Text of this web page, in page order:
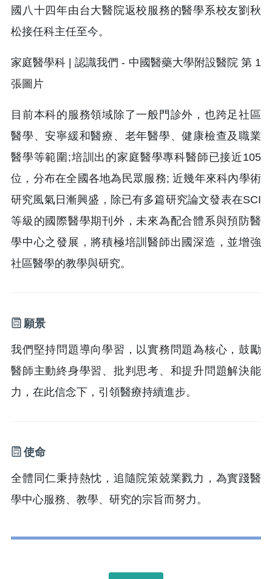
國八十四年由台大醫院返校服務的醫學系校友劉秋
松接任科主任至今。
目前本科的服務領域除了一般門診外，也跨足社區
醫學、安寧緩和醫療、老年醫學、健康檢查及職業
醫學等範圍;培訓出的家庭醫學專科醫師已接近105
位，分布在全國各地為民眾服務; 近幾年來科內學術
研究風氣日漸興盛，除已有多篇研究論文發表在SCI
等級的國際醫學期刊外，未來為配合體系與預防醫
學中心之發展，將積極培訓醫師出國深造，並增強
社區醫學的教學與研究。
願景
我們堅持問題導向學習，以實務問題為核心，鼓勵
醫師主動終身學習、批判思考、和提升問題解決能
力，在此信念下，引領醫療持續進步。
使命
全體同仁秉持熱忱，追隨院策兢業戮力，為實踐醫
學中心服務、教學、研究的宗旨而努力。